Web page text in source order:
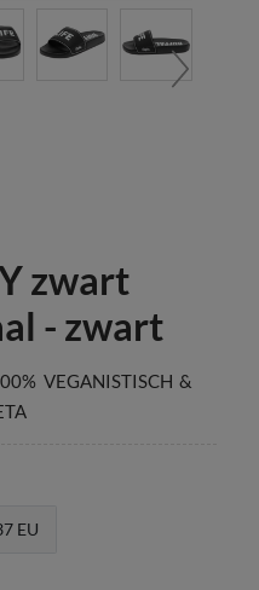
zwart
- zwart
VEGANISTISCH &
EU